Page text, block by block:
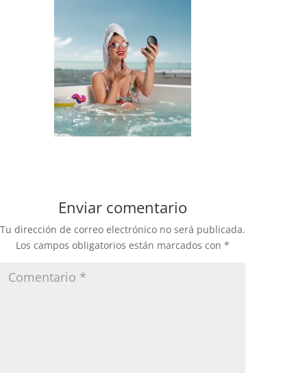
Enviar comentario
Tu dirección de correo electrónico no será publicada.
Los campos obligatorios están marcados con*